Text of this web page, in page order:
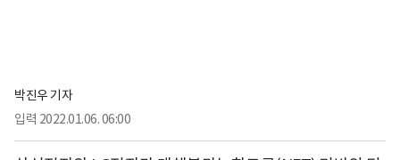
박진우 기자
입력 2022.01.06. 06:00